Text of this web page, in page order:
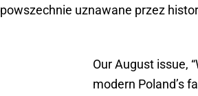
powszechnie uznawane przez
Our August issue,
modern Poland’s